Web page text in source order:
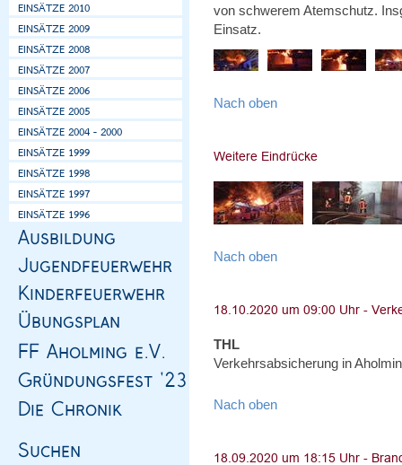
von schwerem Atemschutz.
Einsatz.
Nach oben
Nach oben
THL
Verkehrsabsicherung in
Nach oben